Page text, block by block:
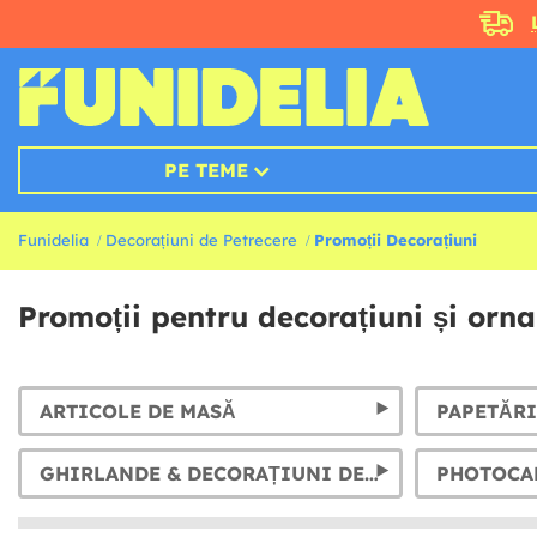
PE TEME
Funidelia Decorațiuni de Petrecere Promoții Decorațiuni
Promoții pentru decorațiuni și
ARTICOLE DE MASĂ
GHIRLANDE & DECORAȚIUNI DE AGĂȚAT